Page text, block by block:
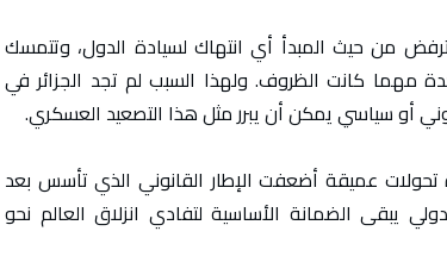
من حيث المبدأ أي انتهاك لسيادة الدول، وتتمسك
مهما كانت الظروف. ولهذا السبب لم تجد الجزائر في
أو سياسي يمكن أن يبرر مثل هذا التصعيد العسكري.
عميقة أضعفت الإطار القانوني الذي تأسس بعد
يبقى الضمانة الأساسية لتفادي انزلاق العالم نحو